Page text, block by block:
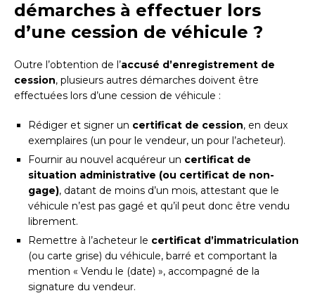
démarches à effectuer lors
d’une cession de véhicule ?
Outre l’obtention de l’accusé d’enregistrement de
cession, plusieurs autres démarches doivent être
effectuées lors d’une cession de véhicule :
Rédiger et signer un certificat de cession, en deux
exemplaires (un pour le vendeur, un pour l’acheteur).
Fournir au nouvel acquéreur un certificat de
situation administrative (ou certificat de non-
gage), datant de moins d’un mois, attestant que le
véhicule n’est pas gagé et qu’il peut donc être vendu
librement.
Remettre à l’acheteur le certificat d’immatriculation
(ou carte grise) du véhicule, barré et comportant la
mention « Vendu le (date) », accompagné de la
signature du vendeur.